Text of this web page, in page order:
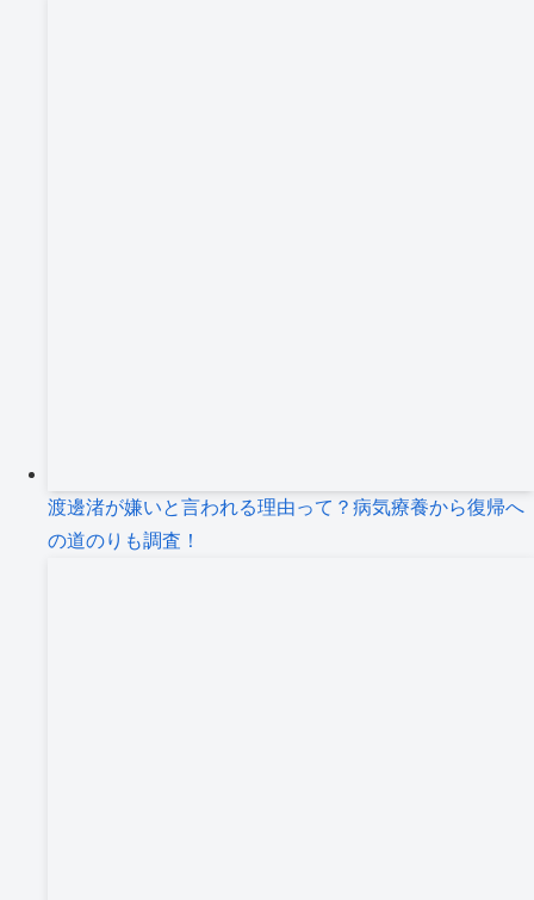
渡邊渚が嫌いと言われる理由って？病気療養から復帰へ
の道のりも調査！